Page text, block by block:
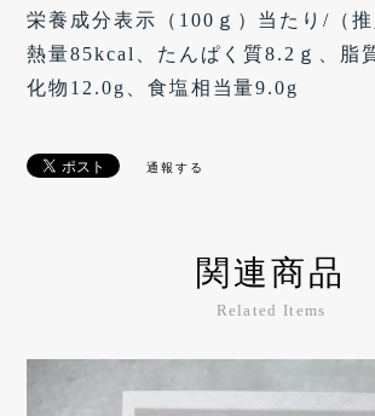
栄養成分表示（100ｇ）当たり/（推
熱量85kcal、たんぱく質8.2ｇ、脂
化物12.0g、食塩相当量9.0g
通報する
関連商品
Related Items